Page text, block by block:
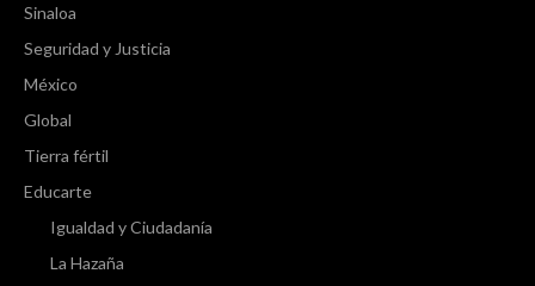
Sinaloa
Seguridad y Justicia
México
Global
Tierra fértil
Educarte
Igualdad y Ciudadanía
La Hazaña